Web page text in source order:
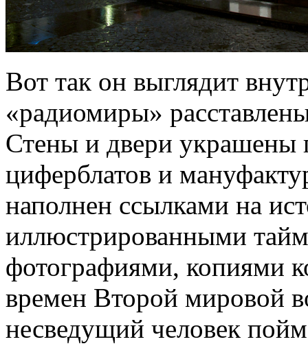
Вот так он выглядит
«радиомиры»
Стены и двери украшены
циферблатов и
наполнен ссылками на
иллюстрированными
фотографиями, копиями
времен Второй мировой
несведущий человек